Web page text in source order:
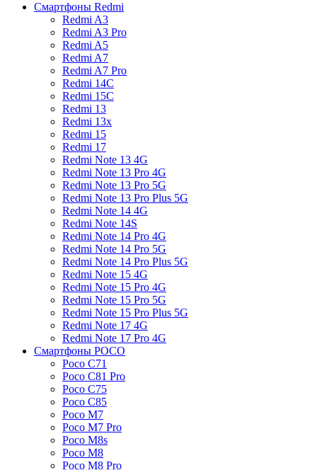
Смартфоны Redmi
Redmi A3
Redmi A3 Pro
Redmi A5
Redmi A7
Redmi A7 Pro
Redmi 14C
Redmi 15C
Redmi 13
Redmi 13x
Redmi 15
Redmi 17
Redmi Note 13 4G
Redmi Note 13 Pro 4G
Redmi Note 13 Pro 5G
Redmi Note 13 Pro Plus 5G
Redmi Note 14 4G
Redmi Note 14S
Redmi Note 14 Pro 4G
Redmi Note 14 Pro 5G
Redmi Note 14 Pro Plus 5G
Redmi Note 15 4G
Redmi Note 15 Pro 4G
Redmi Note 15 Pro 5G
Redmi Note 15 Pro Plus 5G
Redmi Note 17 4G
Redmi Note 17 Pro 4G
Смартфоны POCO
Poco C71
Poco C81 Pro
Poco C75
Poco C85
Poco M7
Poco M7 Pro
Poco M8s
Poco M8
Poco M8 Pro